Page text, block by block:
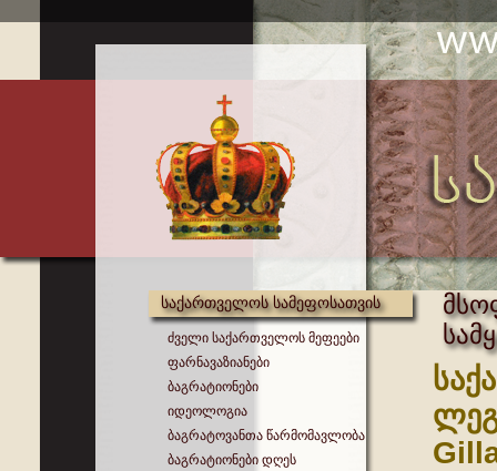
საქართველოს სამეფოსათვის
ძველი საქართველოს მეფეები
ფარნავაზიანები
ბაგრატიონები
იდეოლოგია
ბაგრატოვანთა წარმომავლობა
ბაგრატიონები დღეს